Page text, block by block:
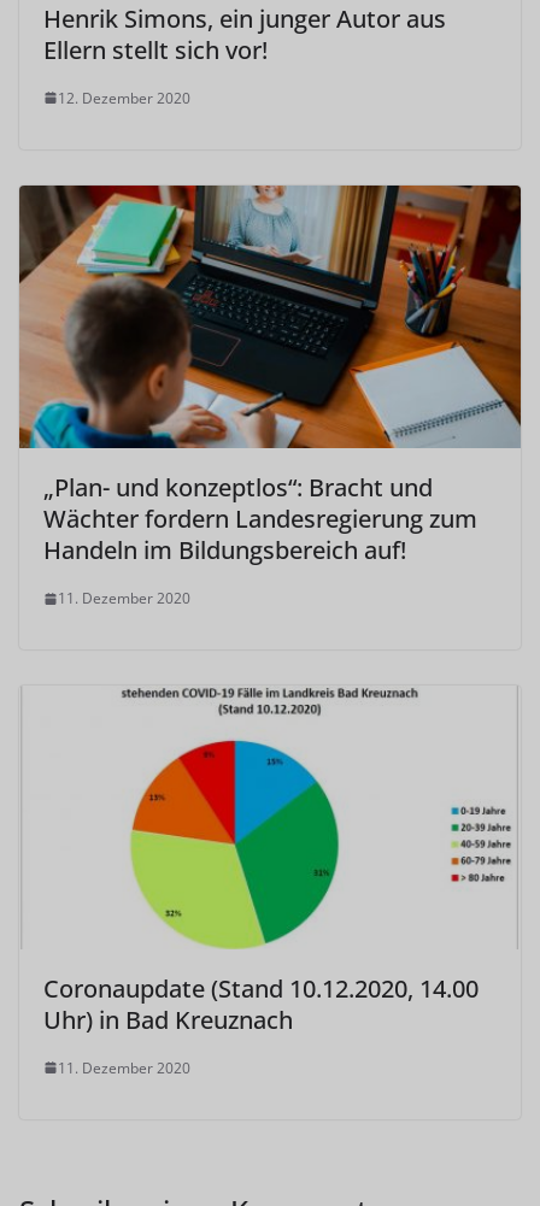
Henrik Simons, ein junger Autor aus
Ellern stellt sich vor!
12. Dezember 2020
„Plan- und konzeptlos“: Bracht und
Wächter fordern Landesregierung zum
Handeln im Bildungsbereich auf!
11. Dezember 2020
Coronaupdate (Stand 10.12.2020, 14.00
Uhr) in Bad Kreuznach
11. Dezember 2020